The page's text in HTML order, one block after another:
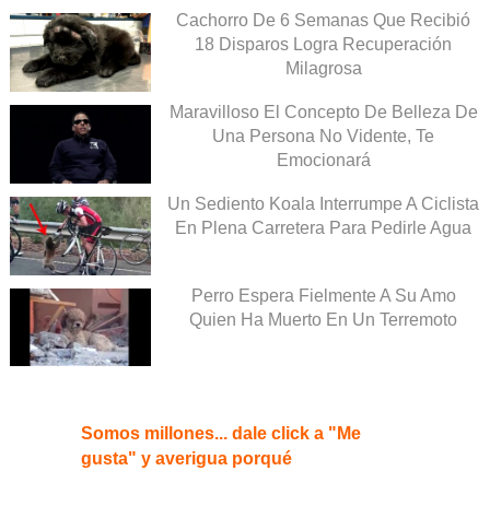
Cachorro De 6 Semanas Que Recibió
18 Disparos Logra Recuperación
Milagrosa
Maravilloso El Concepto De Belleza De
Una Persona No Vidente, Te
Emocionará
Un Sediento Koala Interrumpe A Ciclista
En Plena Carretera Para Pedirle Agua
Perro Espera Fielmente A Su Amo
Quien Ha Muerto En Un Terremoto
Somos millones... dale click a "Me
gusta" y averigua porqué